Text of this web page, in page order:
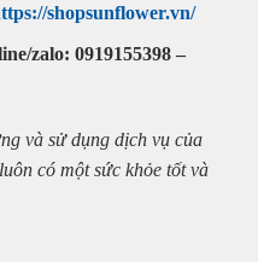
shopsunflower.vn/
zalo: 0919155398 –
và sử dụng dịch vụ của
có một sức khỏe tốt và